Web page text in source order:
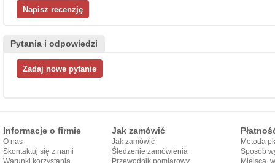
Pytania i odpowiedzi
Informacje o firmie
O nas
Skontaktuj się z nami
Warunki korzystania
Jak zamówić
Jak zamówić
Śledzenie zamówienia
Przewodnik pomiarowy
Metoda
Sposób
Miejsca,